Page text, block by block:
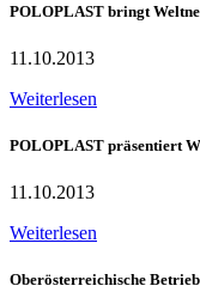
POLOPLAST bringt
11.10.2013
Weiterlesen
POLOPLAST präsentiert
11.10.2013
Weiterlesen
Oberösterreichische